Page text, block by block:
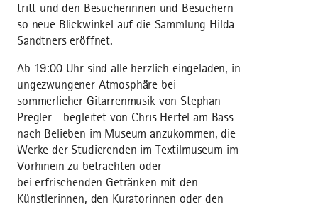
tritt und den Besucherinnen und Besuchern
so neue Blickwinkel auf die Sammlung Hilda
Sandtners eröffnet.
Ab 19:00 Uhr sind alle herzlich eingeladen, in
ungezwungener Atmosphäre bei
sommerlicher Gitarrenmusik von Stephan
Pregler - begleitet von Chris Hertel am Bass -
nach Belieben im Museum anzukommen, die
Werke der Studierenden im Textilmuseum im
Vorhinein zu betrachten oder
bei erfrischenden Getränken mit den
Künstlerinnen, den Kuratorinnen oder den